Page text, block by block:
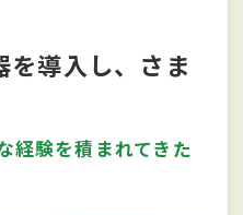
を導入し、さま
経験を積まれてきた